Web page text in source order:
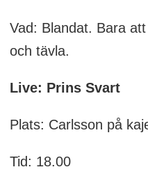
Vad: Blandat. Bara
och tävla.
Live: Prins Svart
Plats: Carlsson på
Tid: 18.00